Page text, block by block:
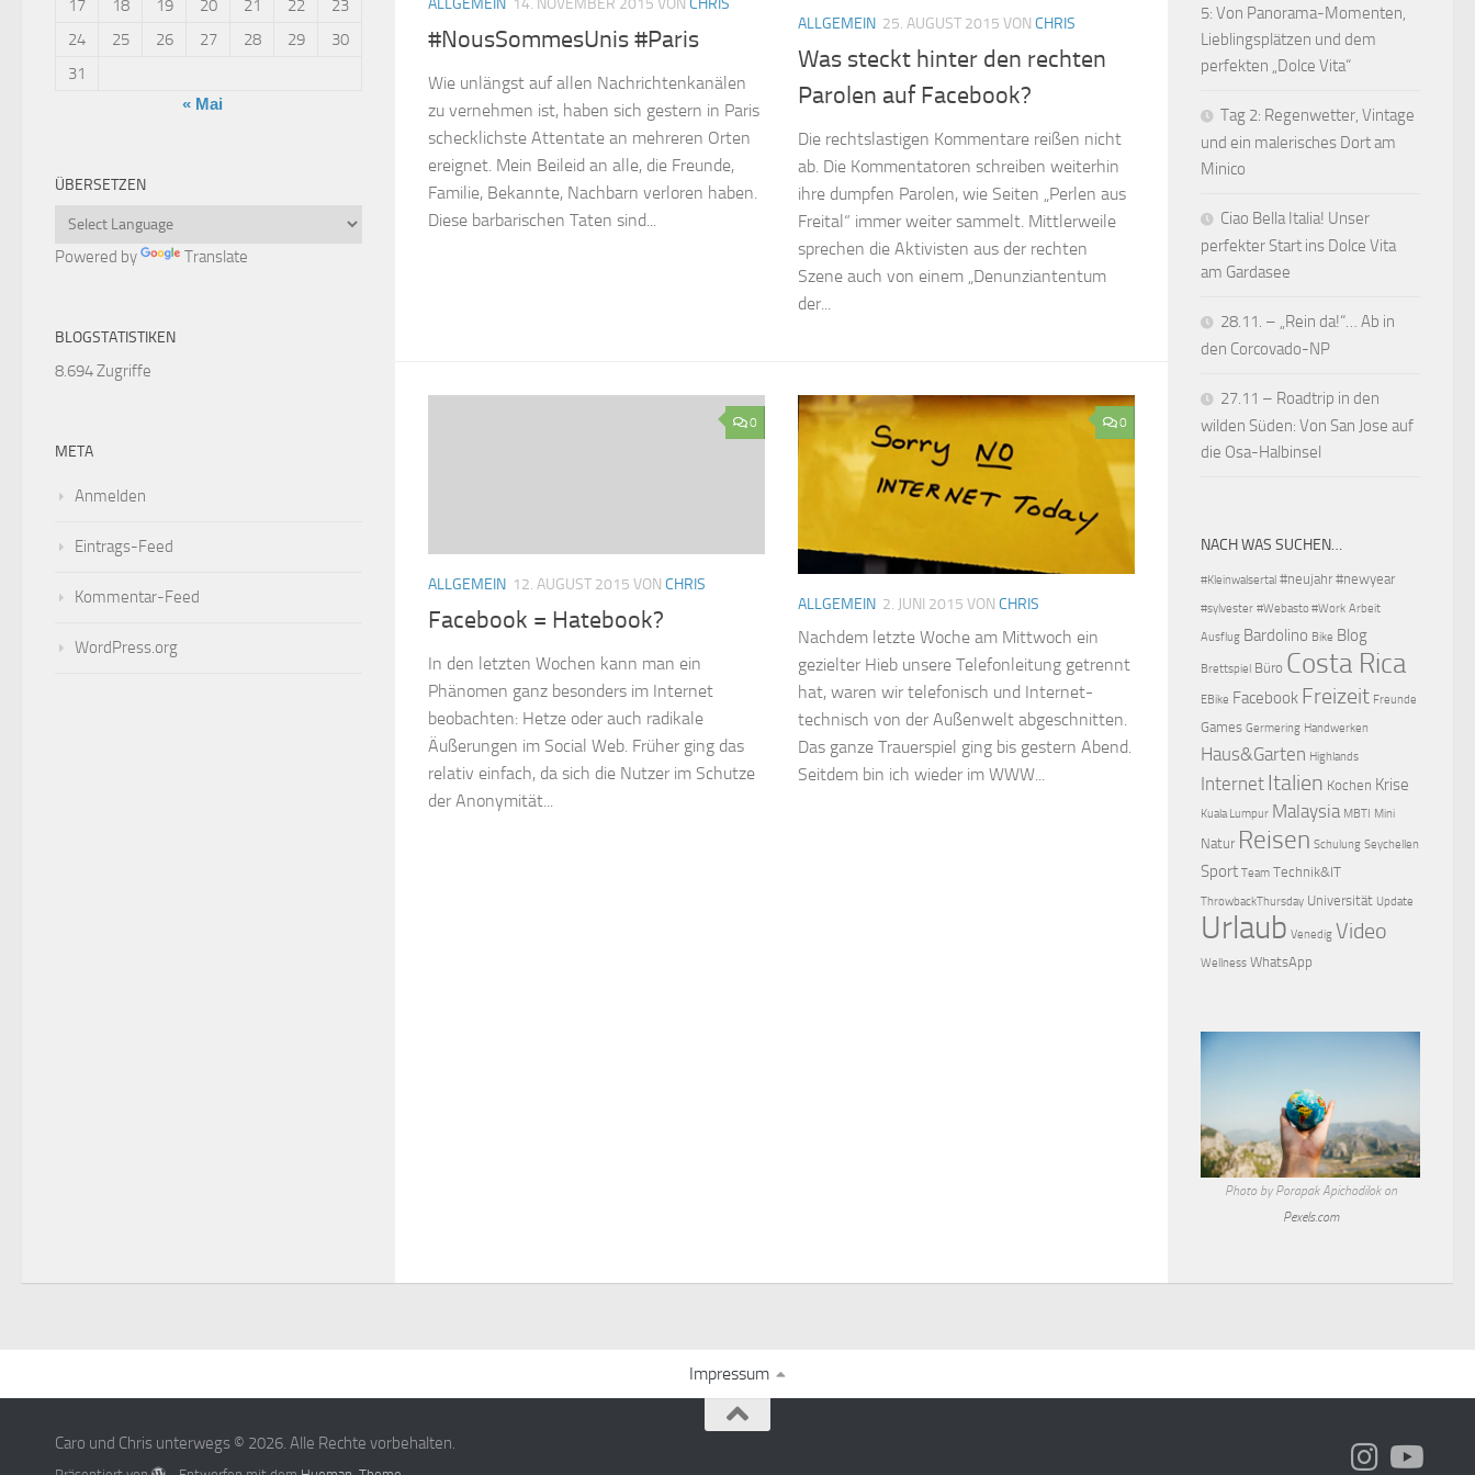
#NousSommesUnis #Paris
Wie unlängst auf allen Nachrichtenkanälen
zu vernehmen ist, haben sich gestern in Paris
schecklichste Attentate an mehreren Orten
ereignet. Mein Beileid an alle, die Freunde,
Familie, Bekannte, Nachbarn verloren haben.
Diese barbarischen Taten sind...
ALLGEMEIN 25. AUGUST 2015 VON CHRIS
Was steckt hinter den rechten
Parolen auf Facebook?
Die rechtslastigen Kommentare reißen nicht
ab. Die Kommentatoren schreiben weiterhin
ihre dumpfen Parolen, wie Seiten „Perlen aus
Freital“ immer weiter sammelt. Mittlerweile
sprechen die Aktivisten aus der rechten
Szene auch von einem „Denunziantentum
der...
0
ALLGEMEIN 12. AUGUST 2015 VON CHRIS
Facebook = Hatebook?
In den letzten Wochen kann man ein
Phänomen ganz besonders im Internet
beobachten: Hetze oder auch radikale
Äußerungen im Social Web. Früher ging das
relativ einfach, da sich die Nutzer im Schutze
der Anonymität...
0
ALLGEMEIN 2. JUNI 2015 VON CHRIS
Nachdem letzte Woche am Mittwoch ein
gezielter Hieb unsere Telefonleitung getrennt
hat, waren wir telefonisch und Internet-
technisch von der Außenwelt abgeschnitten.
Das ganze Trauerspiel ging bis gestern Abend.
Seitdem bin ich wieder im WWW...
17
18 19 20 21 22
23
24
25 26 27 28 29
30
31
« Mai
ÜBERSETZEN
Powered by Translate
BLOGSTATISTIKEN
8.694 Zugriffe
META
Anmelden
Eintrags-Feed
Kommentar-Feed
WordPress.org
5: Von Panorama-Momenten,
Lieblingsplätzen und dem
perfekten „Dolce Vita“
Tag 2: Regenwetter, Vintage
und ein malerisches Dort am
Minico
Ciao Bella Italia! Unser
perfekter Start ins Dolce Vita
am Gardasee
28.11. – „Rein da!“… Ab in
den Corcovado-NP
27.11 – Roadtrip in den
wilden Süden: Von San Jose auf
die Osa-Halbinsel
NACH WAS SUCHEN…
#Kleinwalsertal #neujahr #newyear
#sylvester #Webasto #Work Arbeit
Ausflug Bardolino Bike Blog
Brettspiel Büro Costa Rica
EBike Facebook Freizeit Freunde
Games Germering Handwerken
Haus&Garten Highlands
Internet Italien Kochen Krise
Kuala Lumpur Malaysia MBTI Mini
Natur Reisen Schulung Seychellen
Sport Team Technik&IT
ThrowbackThursday Universität Update
Urlaub Venedig Video
Wellness WhatsApp
Photo by Porapak Apichodilok on
Pexels.com
Impressum
Caro und Chris unterwegs © 2026. Alle Rechte vorbehalten.